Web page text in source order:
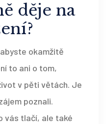
děje na
okamžitě
to ani o tom,
v pěti větách. Je
poznali.
vás tlačí, ale také